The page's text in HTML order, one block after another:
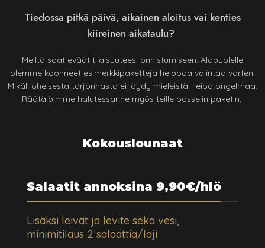
Tiedossa pitkä päivä, aikainen aloitus vai kenties
kiireinen aikataulu?
Meiltä saat eväät tilaisuuteesi onnistumiseen. Alapuolelle
olemme koonneet esimerkkipaketteja helppoa valintaa varten.
Mikäli oheisesta tarjonnasta ei löydy mieleistä - eipä ongelmaa.
Räätälöimme halutessanne myös teille passelin paketin.
Kokouslounaat
Salaatit annoksina 9,90€/hlö
Lisäksi leivät ja levite sekä vesi,
minimitilaus 2 salaattia/laji